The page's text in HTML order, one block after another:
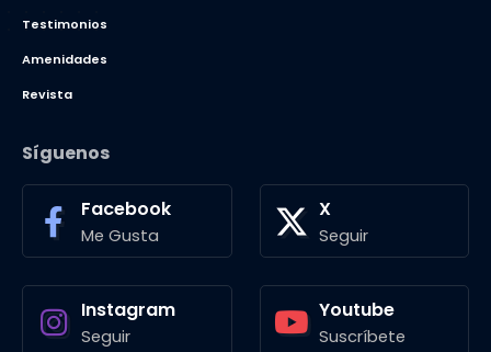
Testimonios
Amenidades
Revista
Síguenos
Facebook
Me Gusta
X
Seguir
Instagram
Seguir
Youtube
Suscríbete